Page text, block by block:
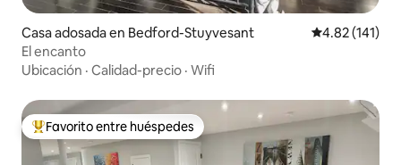
Casa adosada en Bedford-Stuyvesant Calificación
4.82 (141)
El encanto
Ubicación · Calidad-precio · Wifi
Favorito entre huéspedes preferido
Favorito entre huéspedes